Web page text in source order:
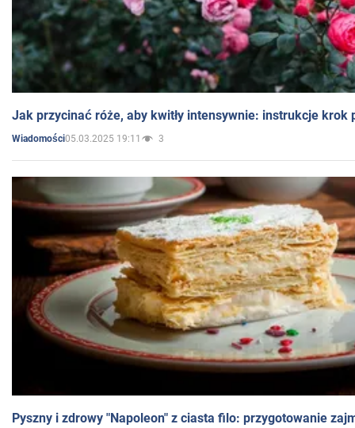
Jak przycinać róże, aby kwitły intensywnie: instrukcje krok
Wiadomości05.03.2025 19:11 3
Pyszny i zdrowy "Napoleon" z ciasta filo: przygotowanie